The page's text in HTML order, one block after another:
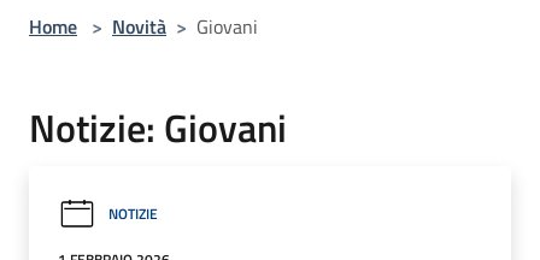
Home > Novità > Giovani
Notizie: Giovani
NOTIZIE